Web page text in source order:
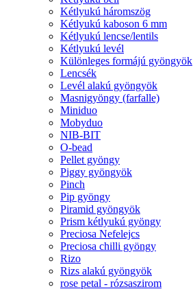
Kétlyukú háromszög
Kétlyukú kaboson 6 mm
Kétlyukú lencse/lentils
Kétlyukú levél
Különleges formájú gyöngyök
Lencsék
Levél alakú gyöngyök
Masnigyöngy (farfalle)
Miniduo
Mobyduo
NIB-BIT
O-bead
Pellet gyöngy
Piggy gyöngyök
Pinch
Pip gyöngy
Piramid gyöngyök
Prism kétlyukú gyöngy
Preciosa Nefelejcs
Preciosa chilli gyöngy
Rizo
Rizs alakú gyöngyök
rose petal - rózsaszirom